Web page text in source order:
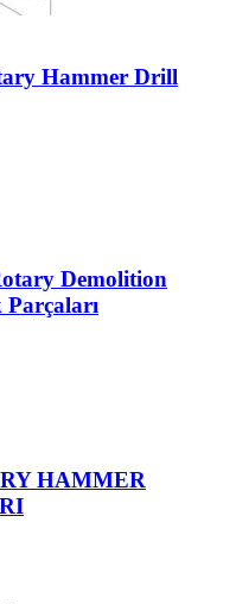
Hammer Drill
Demolition
HAMMER